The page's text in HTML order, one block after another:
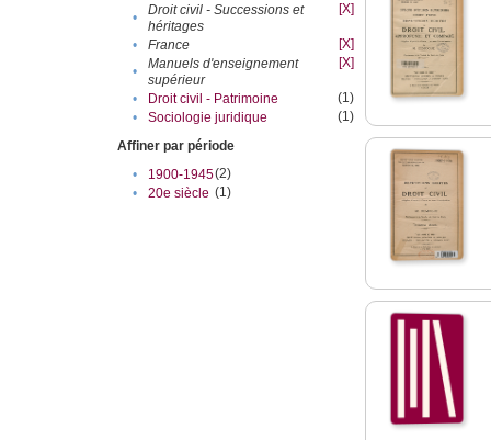
•
Droit civil - Successions et
héritages
[X]
• France
[X]
•
Manuels d'enseignement
supérieur
[X]
• Droit civil - Patrimoine
(1)
•
Sociologie juridique
(1)
Affiner par période
•
1900-1945(2)
•
20e siècle (1)